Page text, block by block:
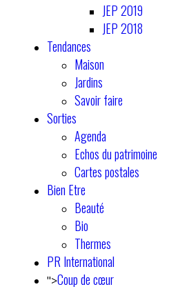
JEP 2019
JEP 2018
Tendances
Maison
Jardins
Savoir faire
Sorties
Agenda
Echos du patrimoine
Cartes postales
Bien Etre
Beauté
Bio
Thermes
PR International
">Coup de cœur